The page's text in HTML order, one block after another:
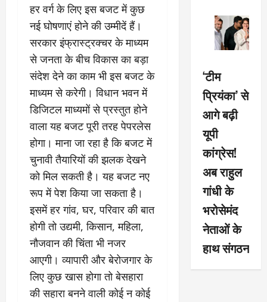
हर वर्ग के लिए इस बजट में कुछ
नई घोषणाएं होने की उम्मीदें हैं।
सरकार इंफ्रास्ट्रक्चर के माध्यम
से जनता के बीच विकास का बड़ा
संदेश देने का काम भी इस बजट के
माध्यम से करेगी। विधान भवन में
डिजिटल माध्यमों से प्रस्तुत होने
वाला यह बजट पूरी तरह पेपरलेस
होगा। माना जा रहा है कि बजट में
चुनावी तैयारियों की झलक देखने
को मिल सकती है। यह बजट नए
रूप में पेश किया जा सकता है।
इसमें हर गांव, घर, परिवार की बात
होगी तो उद्यमी, किसान, महिला,
नौजवान की चिंता भी नजर
आएगी। व्यापारी और बेरोजगार के
लिए कुछ खास होगा तो बेसहारा
की सहारा बनने वाली कोई न कोई
‘टीम
प्रियंका’ से
आगे बढ़ी
यूपी
कांग्रेस!
अब राहुल
गांधी के
भरोसेमंद
नेताओं के
हाथ संगठन